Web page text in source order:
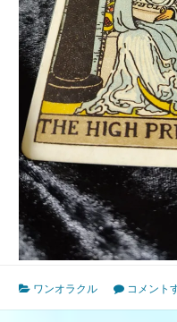
ワンオラクル コメント